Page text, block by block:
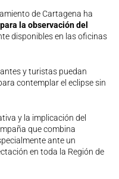
de Cartagena ha
la observación del
disponibles en las oficinas
y turistas puedan
contemplar el eclipse sin
y la implicación del
que combina
ante un
en toda la Región de